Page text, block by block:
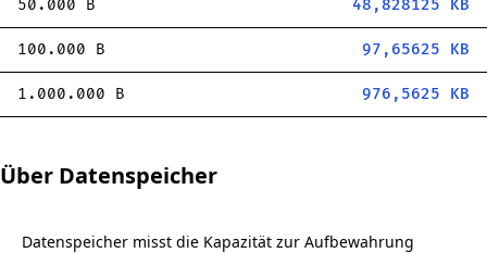
50.000 B 48,828125 KB
100.000 B 97,65625 KB
1.000.000 B 976,5625 KB
Über Datenspeicher
Datenspeicher misst die Kapazität zur Aufbewahrung